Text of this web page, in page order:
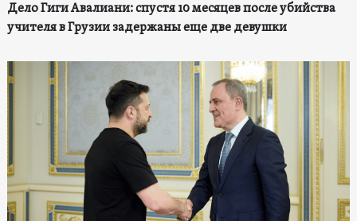
Дело Гиги Авалиани: спустя 10 месяцев после убийства
учителя в Грузии задержаны еще две девушки